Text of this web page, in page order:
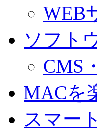
WEB
ソフト
CMS
MACを
スマー